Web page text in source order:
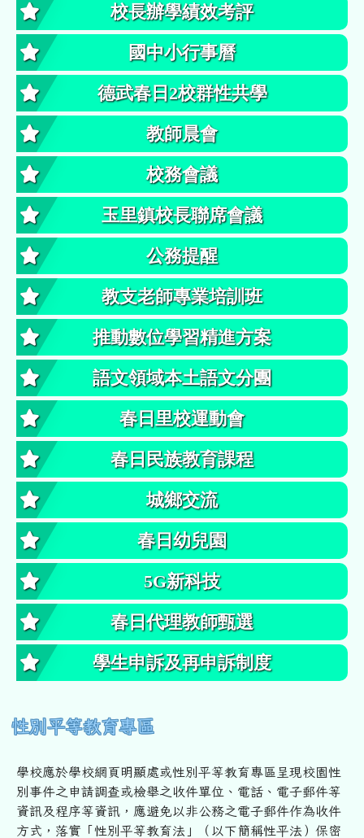
校長辦學績效考評
國中小行事曆
德武春日2校群性共學
教師晨會
校務會議
玉里鎮校長聯席會議
公務提醒
教支老師專業培訓班
推動數位學習精進方案
語文領域本土語文分團
春日里校運動會
春日民族教育課程
城鄉交流
春日幼兒園
5G新科技
春日代理教師甄選
學生申訴及再申訴制度
性別平等教育專區
學校應於學校網頁明顯處或性別平等教育專區呈現校園性
別事件之申請調查或檢舉之收件單位、電話、電子郵件等
資訊及程序等資訊， 應避免以非公務之電子郵件作為收件
方式，落實「性別平等教育法」
（以下簡稱性平法）保密